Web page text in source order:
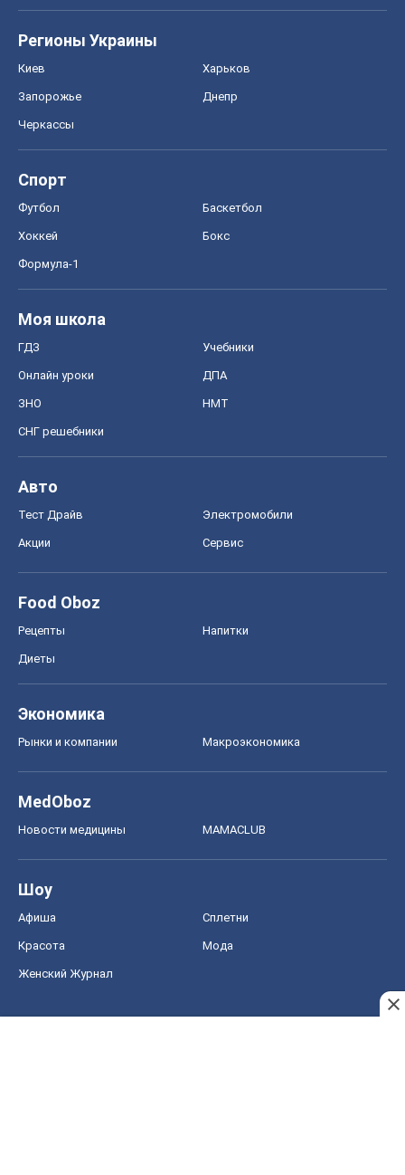
Регионы Украины
Киев Харьков
Запорожье Днепр
Черкассы
Спорт
Футбол Баскетбол
Хоккей Бокс
Формула-1
Моя школа
ГДЗ Учебники
Онлайн уроки ДПА
ЗНО НМТ
СНГ решебники
Авто
Тест Драйв Электромобили
Акции Сервис
Food Oboz
Рецепты Напитки
Диеты
Экономика
Рынки и компании Mакроэкономика
MedOboz
Новости медицины MAMACLUB
Шоу
Афиша Сплетни
Красота Мода
Женский Журнал